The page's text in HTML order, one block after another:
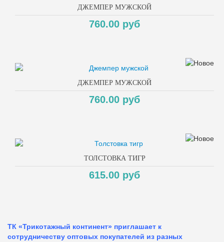
ДЖЕМПЕР МУЖСКОЙ
760.00 руб
ДЖЕМПЕР МУЖСКОЙ
760.00 руб
ТОЛСТОВКА ТИГР
615.00 руб
ТК «Трикотажный континент» приглашает к
сотрудничеству оптовых покупателей из разных